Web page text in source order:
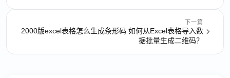
下一篇
2000版excel表格怎么生成条形码 如何从Excel表格导入数
据批量生成二维码？